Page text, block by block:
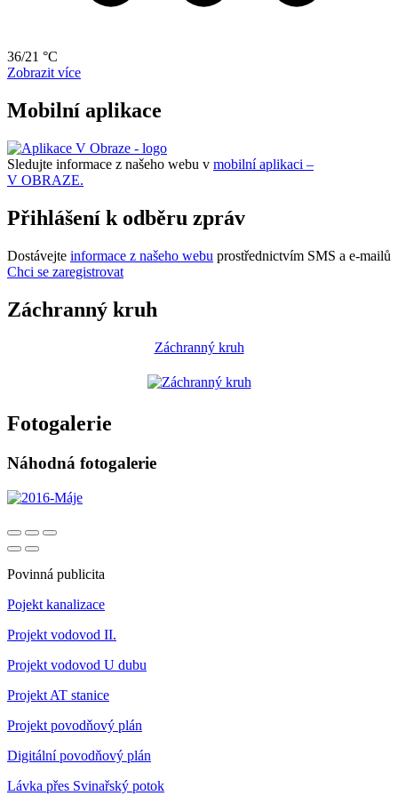
36/21 °C
Zobrazit více
Mobilní aplikace
Sledujte informace z našeho webu v mobilní aplikaci –
V OBRAZE.
Přihlášení k odběru zpráv
Dostávejte informace z našeho webu prostřednictvím SMS a e-mailů
Chci se zaregistrovat
Záchranný kruh
Záchranný kruh
Fotogalerie
Náhodná fotogalerie
Povinná publicita
Pojekt kanalizace
Projekt vodovod II.
Projekt vodovod U dubu
Projekt AT stanice
Projekt povodňový plán
Digitální povodňový plán
Lávka přes Svinařský potok